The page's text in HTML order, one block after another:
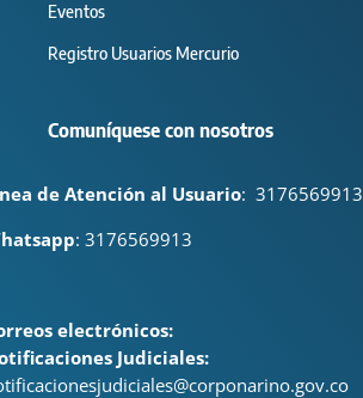
Eventos
Registro Usuarios Mercurio
Comuníquese con nosotros
de Atención al Usuario: 3176569913
: 3176569913
electrónicos:
Judiciales: